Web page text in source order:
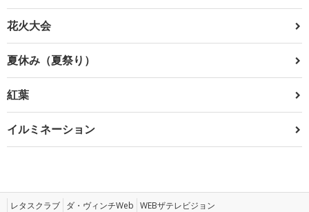
花火大会
夏休み（夏祭り）
紅葉
イルミネーション
レタスクラブ ダ・ヴィンチWeb WEBザテレビジョン